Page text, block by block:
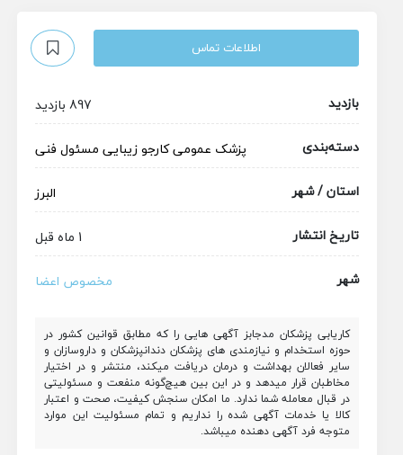
اطلاعات تماس
بازدید
897 بازدید
دسته‌بندی
پزشک عمومیکارجوزیبایی مسئول فنی
استان / شهر
البرز
تاریخ انتشار
1 ماه قبل
شهر
مخصوص اعضا
کاریابی پزشکان مدجابز آگهی هایی را که مطابق قوانین کشور در
حوزه استخدام و نیازمندی های پزشکان دندانپزشکان و داروسازان و
سایر فعالان بهداشت و درمان دریافت میکند، منتشر و در اختیار
مخاطبان قرار میدهد و در این بین هیچ‌گونه منفعت و مسئولیتی
در قبال معامله شما ندارد. ما امکان سنجش کیفیت، صحت و اعتبار
کالا یا خدمات آگهی شده را نداریم و تمام مسئولیت این موارد
متوجه فرد آگهی دهنده میباشد.